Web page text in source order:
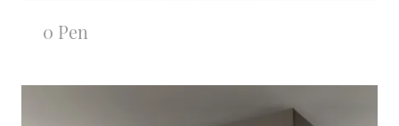
0 Pen